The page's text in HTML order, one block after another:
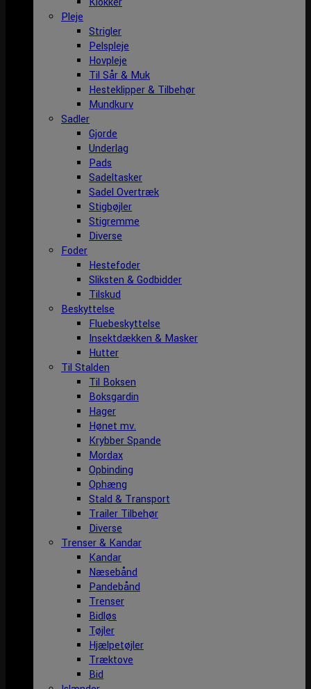
Pleje
Strigler
Pelspleje
Hovpleje
Til Sår & Muk
Hesteklipper & Tilbehør
Mundkurv
Sadler
Gjorde
Underlag
Pads
Sadeltasker
Sadel Overtræk
Stigbøjler
Stigremme
Diverse
Foder
Hestefoder
Sliksten & Godbidder
Tilskud
Beskyttelse
Fluebeskyttelse
Insektdækken & Masker
Hutter
Til Stalden
Til Boksen
Boksgardin
Hager
Hønet mv.
Krybber Spande
Mordax
Opbinding
Ophæng
Stald & Transport
Trailer Tilbehør
Diverse
Trenser & Kandar
Kandar
Næsebånd
Pandebånd
Trenser
Bidløs
Tøjler
Hjælpetøjler
Træktove
Bid